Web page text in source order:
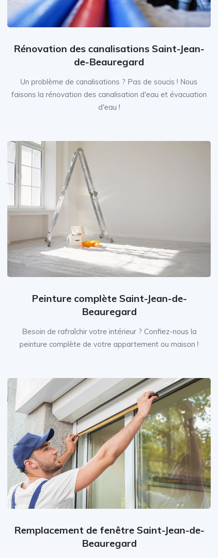
Rénovation des canalisations Saint-Jean-
de-Beauregard
Un problème de canalisations ? Pas de soucis ! Nous
faisons la rénovation des canalisation d'eau et évacuation
d'eau !
Peinture complète Saint-Jean-de-
Beauregard
Besoin de rafraîchir votre intérieur ? Confiez-nous la
peinture complète de votre appartement ou maison !
Remplacement de fenêtre Saint-Jean-de-
Beauregard